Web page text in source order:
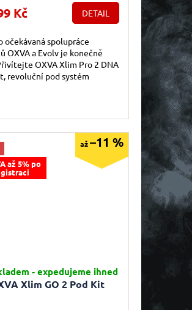
Kč DETAIL
očekávaná spolupráce
OXVA a Evolv je konečně
OXVA Xlim Pro 2 DNA
revoluční pod systém
až 5% po
až–11 %
Xlim GO 2 Pod Kit
hodnocení produktu je 5,0 z 5 hvězdiček.
- expedujeme ihned